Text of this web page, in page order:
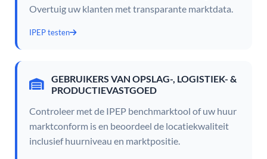
Overtuig uw klanten met transparante marktdata.
IPEP testen
GEBRUIKERS VAN OPSLAG-, LOGISTIEK- &
PRODUCTIEVASTGOED
Controleer met de IPEP benchmarktool of uw huur
marktconform is en beoordeel de locatiekwaliteit
inclusief huurniveau en marktpositie.